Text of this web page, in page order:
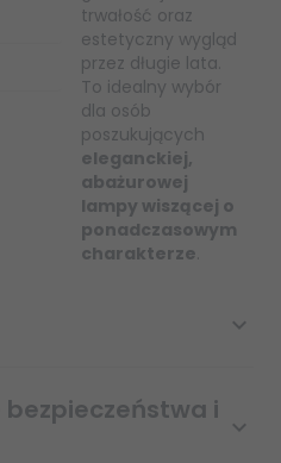
trwałość oraz
estetyczny wygląd
przez długie lata.
To idealny wybór
dla osób
poszukujących
eleganckiej,
abażurowej
lampy wiszącej o
ponadczasowym
charakterze.
i